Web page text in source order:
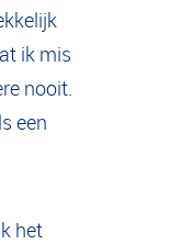
ik mis
nooit.
een
het